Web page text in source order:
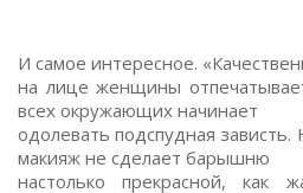
И самое интересное.
на лице женщины
всех окружающих начинает
одолевать подспудная
макияж не сделает барышню
настолько прекрасной, как